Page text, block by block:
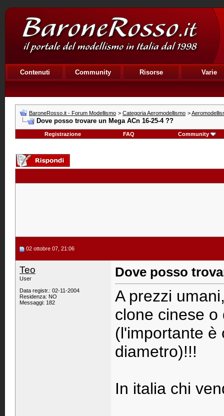
Contenuti Community Risorse Varie
BaroneRosso.it - Forum Modellismo > Categoria Aeromodellismo >
Dove posso trovare un Mega ACn 16-25-4 ??
Registrazione FAQ Community
02 ottobre 07, 21:06
Teo
User
Data registr.: 02-11-2004
Residenza: NO
Messaggi: 182
Dove posso
A prezzi
clone cinese
(l'importante è
diametro)!!!
In italia chi